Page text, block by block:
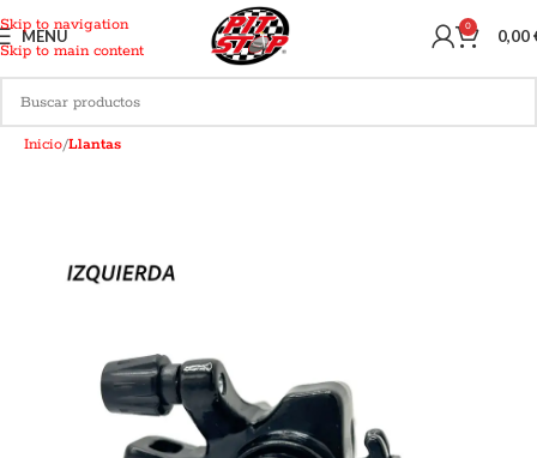
Skip to navigation
Skip to main content
MENU 0 0,00
Inicio Llantas